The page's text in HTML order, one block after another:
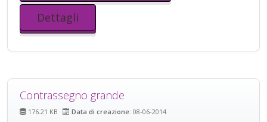
Dettagli
Contrassegno grande
176.21 KB Data di creazione: 08-06-2014